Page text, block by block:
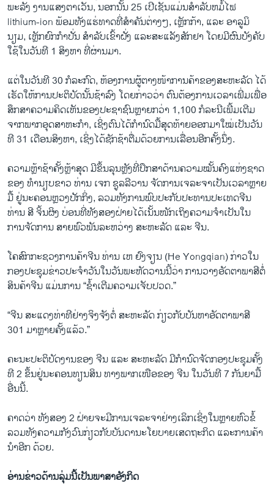
ພະລັງ ງານແສງຕາເວັນ, ນອກນັ້ນ 25 ເປີ​ເຊັນແມ່ນສໍາລັບຫມໍ້ໄຟ
lithium-ion ພ້ອມທັງແຮ່ທາດທີ່ສໍາຄັນຕ່າງໆ, ເຫຼັກກ້າ, ແລະ ອາລູມິ
ນຽມ, ເຫຼັກຍົກກໍາປັ່ນ ສໍາລັບເຂົ້າຝັ່ງ ແລະສະແລັງສັກຢາ ໂດຍມີຜົນບັງຄັບ
ໃຊ້ໃນວັນທີ 1 ສິງຫາ ທີ່ຜ່ານມາ.
ແຕ່ໃນວັນທີ 30 ກໍລະກົດ, ຫ້ອງການຜູ້ຕາງໜ້າການຄ້າຂອງສະຫະລັດ ໄດ້
ເຮັດໃຫ້ການປະຕິບັດນັ້ນຊ້າລົງ ໂດຍກ່າວວ່າ ຕົນຕ້ອງການເວລາເພີ່ມເພື່ອ
ສຶກສາຄວາມຄິດເຫັນຂອງປະຊາຊົນຫຼາຍກວ່າ 1,100 ກໍລະນີເພີ້ມເຕີມ
ຈາກພາກອຸດສາຫະກໍາ, ເຊິ່ງຕົນ​ໄດ້​ກໍາ​ນົດ​ມື້ສຸດທ້າຍອອກມາໃໝ່​ເປັນ​ວັນ​
ທີ 31 ເດືອນ​ສິງ​ຫາ​, ເຊິ່ງ​ໄດ້​ຊັກ​ຊ້າ​ຕື່ມ​ດ້ວຍການ​ເລື່ອນອີກຄັ້ງນຶ່ງ​.
ຄວາມຫຼ້າຊ້າຄັ້ງຫຼ້າສຸດ ມີຂຶ້ນລຸນຫຼັງທີ່ປຶກສາດ້ານຄວາມໝັ້ນຄົງແຫ່ງຊາດ
ຂອງ ທຳນຽບຂາວ ທ່ານ ເຈກ ຊູລລີວານ ຈັດການເຈລະຈາເປັນເວລາຫຼາຍ
ມື້ ຢູ່ນະຄອນຫຼວງປັກກິ່ງ, ລວມທັງການພົບປະກັບປະທານປະເທດຈີນ
ທ່ານ ສີ ຈິ້ນຜິງ ບ່ອນທີ່ທັງສອງຝ່າຍໄດ້ເນັ້ນໜັກເຖິງຄວາມຈຳເປັນໃນ
ການຈັດການ ສາຍພົວພັນລະຫວ່າງ ສະຫະລັດ ແລະ ຈີນ.
ໂຄສົກ​ກະຊວງ​ການ​ຄ້າ​ຈີນ ທ່ານ ເຫ ຢົງຈຽນ (He Yongqian) ກ່າວ​ໃນ​
ກອງ​ປະຊຸມ​ຂ່າວປະຈຳ​ວັນໃນ​ວັນ​ພະຫັດ​ວານ​ນີ້​ວ່າ ການ​ວາງ​ອັດຕາ​ພາສີ​ຕໍ່​
ສິນຄ້າ​ຈີນ ​ແມ່ນການ “ຊໍ້າເຕີມຄວາມ​ເຈັບປວດ.”
“ຈີນ ສະແດງທ່າທີຢ່າງຈິງຈັງຕໍ່ ສະຫະລັດ ກ່ຽວກັບບັນຫາອັດຕາພາສີ
301 ມາຫຼາຍຄັ້ງແລ້ວ.”
ຄະນະປະຕິບັດງານຂອງ ຈີນ ແລະ ສະຫະລັດ ມີກໍານົດຈັດກອງປະຊຸມຄັ້ງ
ທີ 2 ​ຂຶ້ນ​ຢູ່​ນະຄອນ​ທຽນ​ສິນ ທາງ​ພາກ​ເໜືອ​ຂອງ ​ຈີນ ​ໃນ​ວັນ​ທີ 7 ກັນຍາ​ມື້
ອື່ນນີ້.
ຄາດ​ວ່າ ທັງສອງ 2 ຝ່າຍ​ຈະ​ມີ​ການ​ເຈລະຈາ​ຢ່າງ​ເລິກ​ເຊິ່ງ​ໃນ​ຫຼາຍ​ຫົວ​ຂໍ້ ​
ລວມ​ທັງ​ຄວາມ​ກັງວົນ​ກ່ຽວ​ກັບ​ບັນດາ​ນະ​ໂຍບາຍ​ເສດຖະກິດ​ ແລະການ​ຄ້າ
ນໍາອີກ ດ້ວຍ.
ອ່ານຂ່າວດ້ານລຸ່ມນີ້ເປັນພາສາອັງກິດ